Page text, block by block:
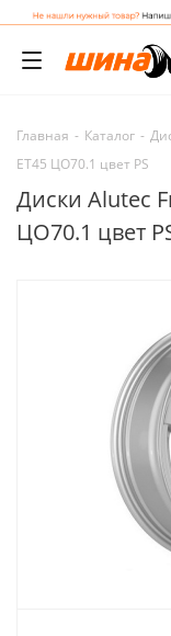
Главная - Каталог -
ET45 ЦО70.1 цвет PS
Диски Alutec
ЦО70.1 цвет